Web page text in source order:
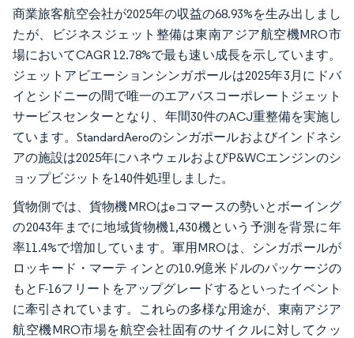
商業旅客航空会社が2025年の収益の68.93%を生み出しまし
たが、ビジネスジェット整備は東南アジア航空機MRO市
場においてCAGR 12.78%で最も速い成長を示しています。
ジェットアビエーションシンガポールは2025年3月にドバ
イとシドニーの間で唯一のエアバスコーポレートジェット
サービスセンターとなり、年間30件のACJ重整備を実施し
ています。StandardAeroのシンガポールおよびインドネシ
アの施設は2025年にハネウェルおよびP&WCエンジンのシ
ョップビジットを140件処理しました。
貨物側では、貨物機MROはeコマースの勢いとボーイング
の2043年までに地域貨物機1,430機という予測を背景に年
率11.4%で増加しています。軍用MROは、シンガポールが
ロッキード・マーティンとの10.9億米ドルのパッケージの
もとF-16フリートをアップグレードするといったイベント
に牽引されています。これらの多様な用途が、東南アジア
航空機MRO市場を航空会社固有のサイクルに対してクッ